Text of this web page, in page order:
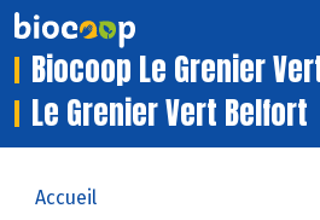
Biocoop Le Grenier
Le Grenier Vert Belfort
Accueil